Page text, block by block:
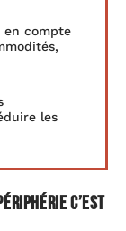
en compte
les
c’est